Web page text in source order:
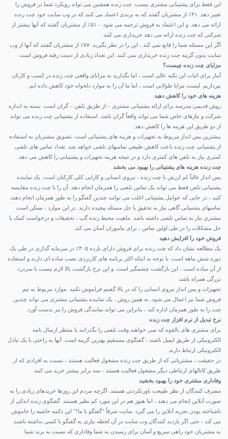
این فقط برای پشتیبانی مشتری نیست. چت زنده همچنین می تواند رویکرد شما در فروش را
تغییر دهد. ۴۱٪ از مشتریان گفتند که به برندی اعتماد می کنند که در وب سایت خود چت زنده
ارائه می دهد. و این اعتماد به فروش ترجمه می شود – ۵۱٪ از مشتریان گفتند که آنها بیشتر از
شرکتی که چت زنده ارائه می دهد خریداری می کنند.
اگر این مسئله شما را قانع نمی کند ، این را در نظر بگیرید: ۷۷٪ از مشتریان گفتند که آنها از وب
سایت بدون گزینه چت زنده خریداری نمی کنند. این تعداد زیادی از دست رفته فروش است
مزایای چت زنده چیست؟
آمار برای اثبات این نکته عالی است ، اما بگذارید به مزایای واقعی چت زنده در کسب و کارتان
بپردازیم. لیست مزایا طولانی است ، اما ما آن را به موارد دلخواه خود کاهش داده ایم.
هزینه های خود را کاهش دهید
روش قدیمی مدرسه برای ارائه پشتیبانی مشتری – از طریق تلفن – گران است. بسته به اندازه
شرکت و نیازهای خاص شما می تواند واقعاً گران باشد. استفاده از پشتیبانی چت زنده می تواند
از دو طریق این هزینه ها را کاهش دهد.
بیشترین پس انداز مربوط به تجهیزات و هزینه های پشتیبانی است. تشویق مشتریان به استفاده
از پشتیبانی چت زنده باعث کاهش طبیعی تماسهای تلفنی خواهد شد. تعداد تماس های تلفنی
کمتری نیاز به تلفن های کمتری دارد و در نتیجه هزینه تجهیزات و پشتیبانی را کاهش می دهد.
چت زنده هزینه های پشتیبانی را بهبود می بخشد
پس انداز غالباً کم ارزش با چت زنده ، نیروی انسانی و کارایی کلی کارکنان است. یک نماینده
پشتیبانی تلفن فقط می تواند یک تماس تلفنی را همزمان انجام دهد. آن را با چت زنده مقایسه
کنید ، در جایی که عوامل پشتیبانی اغلب می توانند چندین گفتگو را به طور همزمان انجام دهند.
تماسهای پشتیبانی گاهی نیاز به تحقیق یا حل مسئله پیچیده دارند. در این موارد ، ممکن است
مشتری نیاز به تماس تلفنی داشته باشد. ماهیت محیط زنده گپ ، تحقیقات و درخواست کمک یا
حل مشکلات را در طی اولین تماس ، برای ماموران آسان می کند.
فروش خود را افزایش دهید
یک مطالعه نشان داد که چت زنده برای فروش دارای بازده ۳۰۵٪ در سرمایه گذاری در طی یک
دوره شش ماهه است. با توجه به اینکه اکثر برنامه های کاربردی نصب ساده ای دارند و استفاده
از آن ساده است ، این بازگشت چشمگیر است. و این نرخ بازگشت بالا لازم نیست با سردرد
بزرگی همراه باشد.
تجهیزات و پس انداز نیروی انسانی را که در بالا گفتیم فراموش نکنید. موارد مربوط به تیم
فروش شما نیز اعمال می شود. به همین روش ، یک نماینده پشتیبانی مشتری می تواند چندین
چت را به طور همزمان اداره کند ، بنابراین می تواند نمایندگی فروش را نیز بدست آورد.
نرخ تبدیل از نرم افزار چت زنده
برای مشتری های بالقوه که نمی خواهند وقت تلفنی را بگذرانند یا منتظر ارسال نامه
الکترونیکی از طریق ایمیل باشند ، گفتگوی مستقیم بهترین گزینه است. آنها به راحتی با یک تبادل
الکترونیکی ارتباط دارند.
در حقیقت ، مشتریانی که از طریق چت زنده مشغول فعالیت هستند ، نسبت به افرادی که از
طریق کانالهای ارتباطی دیگر مشغول فعالیت هستند ، سه برابر بیشتر خرید می کنند.
وفاداری مشتری خود را بهبود بخشید
مصرف کنندگان از نظر طبیعت باورنکردنی هستند. اگرچه مردم این روزها خریدهای زیادی را به
صورت آنلاین انجام می دهند ، اما هنوز هم در این مورد کم نظیر هستند. گفتگوی زنده اندکی از
ناشناخته بودن تجربه آنلاین را می گیرد. سایت صرفاً “گفتگو با ما!” این دکمه حاشیه را خاموش
می کند ، حتی اگر بازدید کنندگان وب سایت در آن لحظه نیازی به گفتگو با کسی نداشته باشند.
به مشتریان خود راهی سریع و آسان برای رسیدن به شما وفاداری که نسبت به برند شما